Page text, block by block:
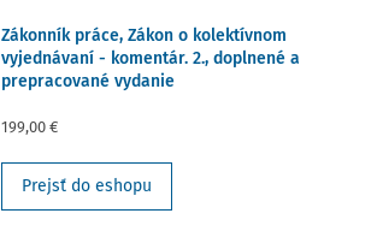
Zákonník práce, Zákon o kolektívnom
vyjednávaní - komentár. 2., doplnené a
prepracované vydanie
199,00 €
Prejsť do eshopu